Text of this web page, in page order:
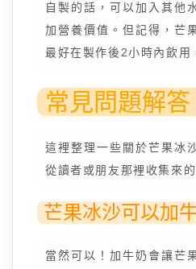
自製的話，可以加入其他
加營養價值。但記得，芒
最好在製作後2小時內飲用
常見問題解答
這裡整理一些關於芒果冰
從讀者或朋友那裡收集來
芒果冰沙可以加
當然可以！加牛奶會讓芒